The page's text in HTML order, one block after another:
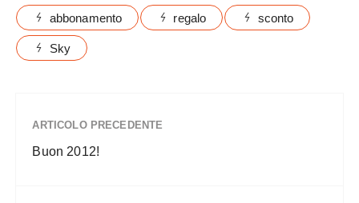
abbonamento regalo sconto
Sky
ARTICOLO PRECEDENTE
Buon 2012!